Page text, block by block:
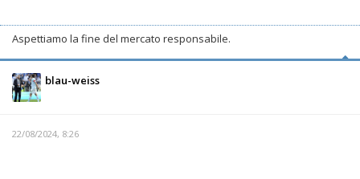
Aspettiamo la fine del mercato responsabile.
blau-weiss
22/08/2024, 8:26